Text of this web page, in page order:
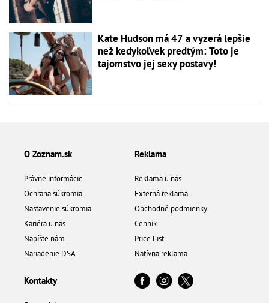
Kate Hudson má 47 a vyzerá lepšie
než kedykoľvek predtým: Toto je
tajomstvo jej sexy postavy!
O Zoznam.sk
Právne informácie
Ochrana súkromia
Nastavenie súkromia
Kariéra u nás
Napíšte nám
Nariadenie DSA
Reklama
Reklama u nás
Externá reklama
Obchodné podmienky
Cenník
Price List
Natívna reklama
Kontakty